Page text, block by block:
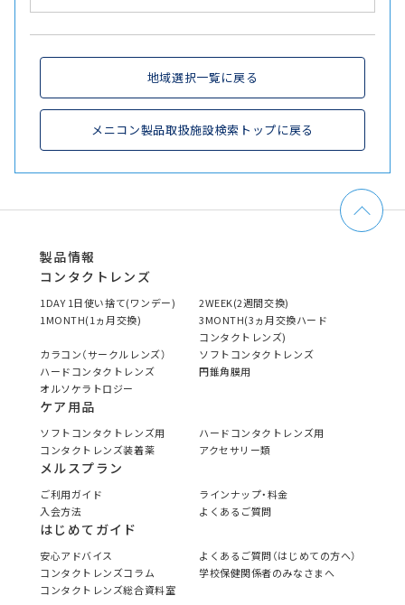
地域選択一覧に戻る
メニコン製品取扱施設検索トップに戻る
製品情報
コンタクトレンズ
1DAY 1日使い捨て(ワンデー)
2WEEK(2週間交換)
1MONTH(1ヵ月交換)
3MONTH(3ヵ月交換ハード
コンタクトレンズ)
カラコン（サークルレンズ）
ソフトコンタクトレンズ
ハードコンタクトレンズ
円錐角膜用
オルソケラトロジー
ケア用品
ソフトコンタクトレンズ用
ハードコンタクトレンズ用
コンタクトレンズ装着薬
アクセサリー類
メルスプラン
ご利用ガイド
ラインナップ・料金
入会方法
よくあるご質問
はじめてガイド
安心アドバイス
よくあるご質問（はじめての方へ）
コンタクトレンズコラム
学校保健関係者のみなさまへ
コンタクトレンズ総合資料室